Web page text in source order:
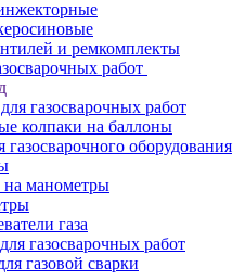
и ремкомплекты
работ
газосварочных работ
колпаки на баллоны
оборудования
манометры
газа
газосварочных работ
газовой сварки